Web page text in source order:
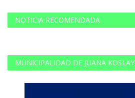
NOTICIA RECOMENDADA
MUNICIPALIDAD DE JUANA KOSLAY